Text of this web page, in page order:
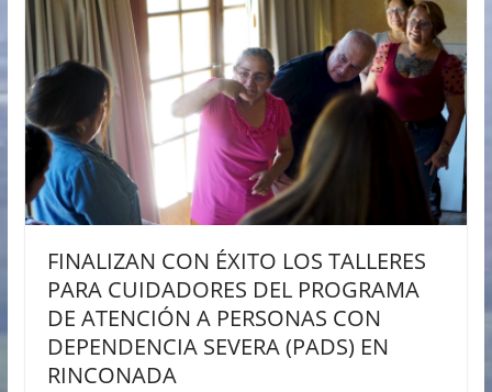
FINALIZAN CON ÉXITO LOS TALLERES
PARA CUIDADORES DEL PROGRAMA
DE ATENCIÓN A PERSONAS CON
DEPENDENCIA SEVERA (PADS) EN
RINCONADA